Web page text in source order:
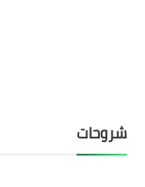
شروحات